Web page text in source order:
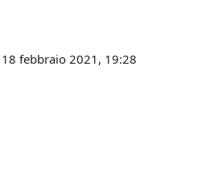
febbraio 2021, 19:28